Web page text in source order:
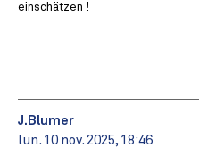
einschätzen !
J.Blumer
lun. 10 nov. 2025, 18:46